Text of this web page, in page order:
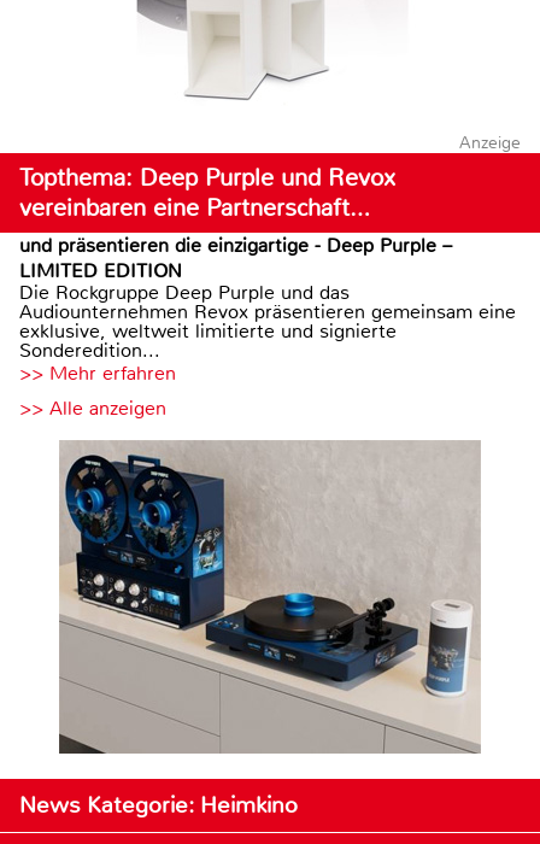
Anzeige
Topthema: Deep Purple und Revox
vereinbaren eine Partnerschaft…
und präsentieren die einzigartige - Deep Purple –
LIMITED EDITION
Die Rockgruppe Deep Purple und das
Audiounternehmen Revox präsentieren gemeinsam eine
exklusive, weltweit limitierte und signierte
Sonderedition...
>> Mehr erfahren
>> Alle anzeigen
News Kategorie: Heimkino